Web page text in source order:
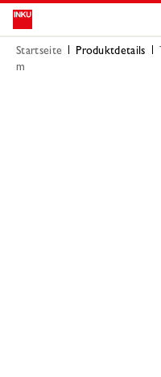
Startseite Produktdetails
m